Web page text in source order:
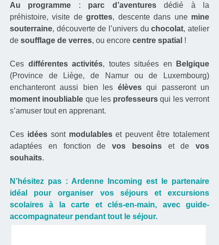
Au programme : parc d’aventuresdédié à la
préhistoire, visite degrottes, descente dans une mine
souterraine, découverte de l’univers duchocolat, atelier
de soufflage de verres, ou encore centre spatial !
Ces différentes activités, toutes situées en
Belgique
(Province de Liège, de Namur ou de Luxembourg)
enchanteront aussi bien les élèvesqui passeront un
moment inoubliable que les professeurs qui les verront
s’amuser tout en apprenant.
Ces idéessont modulableset peuvent être totalement
adaptées en fonction de vos besoinset de vos
souhaits.
N’hésitez pas : Ardenne Incoming est le partenaire
idéal pour organiser vos séjours et excursions
scolaires à la carte et clés-en-main, avec guide-
accompagnateur pendant tout le séjour.